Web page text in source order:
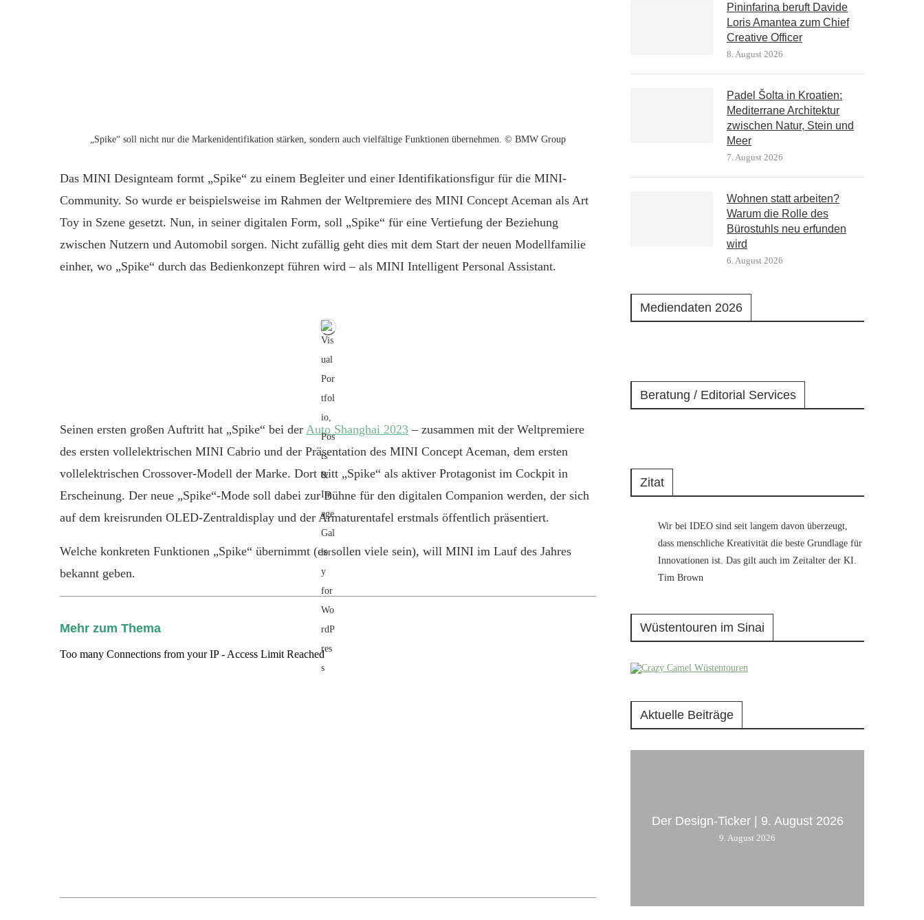
„Spike“ soll nicht nur die Markenidentifikation stärken, sondern auch vielfältige Funktionen übernehmen. © BMW Group
Das MINI Designteam formt „Spike“ zu einem Begleiter und einer Identifikationsfigur für die MINI-
Community. So wurde er beispielsweise im Rahmen der Weltpremiere des MINI Concept Aceman als Art
Toy in Szene gesetzt. Nun, in seiner digitalen Form, soll „Spike“ für eine Vertiefung der Beziehung
zwischen Nutzern und Automobil sorgen. Nicht zufällig geht dies mit dem Start der neuen Modellfamilie
einher, wo „Spike“ durch das Bedienkonzept führen wird – als MINI Intelligent Personal Assistant.
Seinen ersten großen Auftritt hat „Spike“ bei der Auto Shanghai 2023 – zusammen mit der Weltpremiere
des ersten vollelektrischen MINI Cabrio und der Präsentation des MINI Concept Aceman, dem ersten
vollelektrischen Crossover-Modell der Marke. Dort tritt „Spike“ als aktiver Protagonist im Cockpit in
Erscheinung. Der neue „Spike“-Mode soll dabei zur Bühne für den digitalen Companion werden, der sich
auf dem kreisrunden OLED-Zentraldisplay und der Armaturentafel erstmals öffentlich präsentiert.
Welche konkreten Funktionen „Spike“ übernimmt (es sollen viele sein), will MINI im Lauf des Jahres
bekannt geben.
Mehr zum Thema
Pininfarina beruft Davide
Loris Amantea zum Chief
Creative Officer
8. August 2026
Padel Šolta in Kroatien:
Mediterrane Architektur
zwischen Natur, Stein und
Meer
7. August 2026
Wohnen statt arbeiten?
Warum die Rolle des
Bürostuhls neu erfunden
wird
6. August 2026
Mediendaten 2026
Beratung / Editorial Services
Zitat
Wir bei IDEO sind seit langem davon überzeugt,
dass menschliche Kreativität die beste Grundlage für
Innovationen ist. Das gilt auch im Zeitalter der KI.
Tim Brown
Wüstentouren im Sinai
Aktuelle Beiträge
Der Design-Ticker | 9. August 2026
9. August 2026